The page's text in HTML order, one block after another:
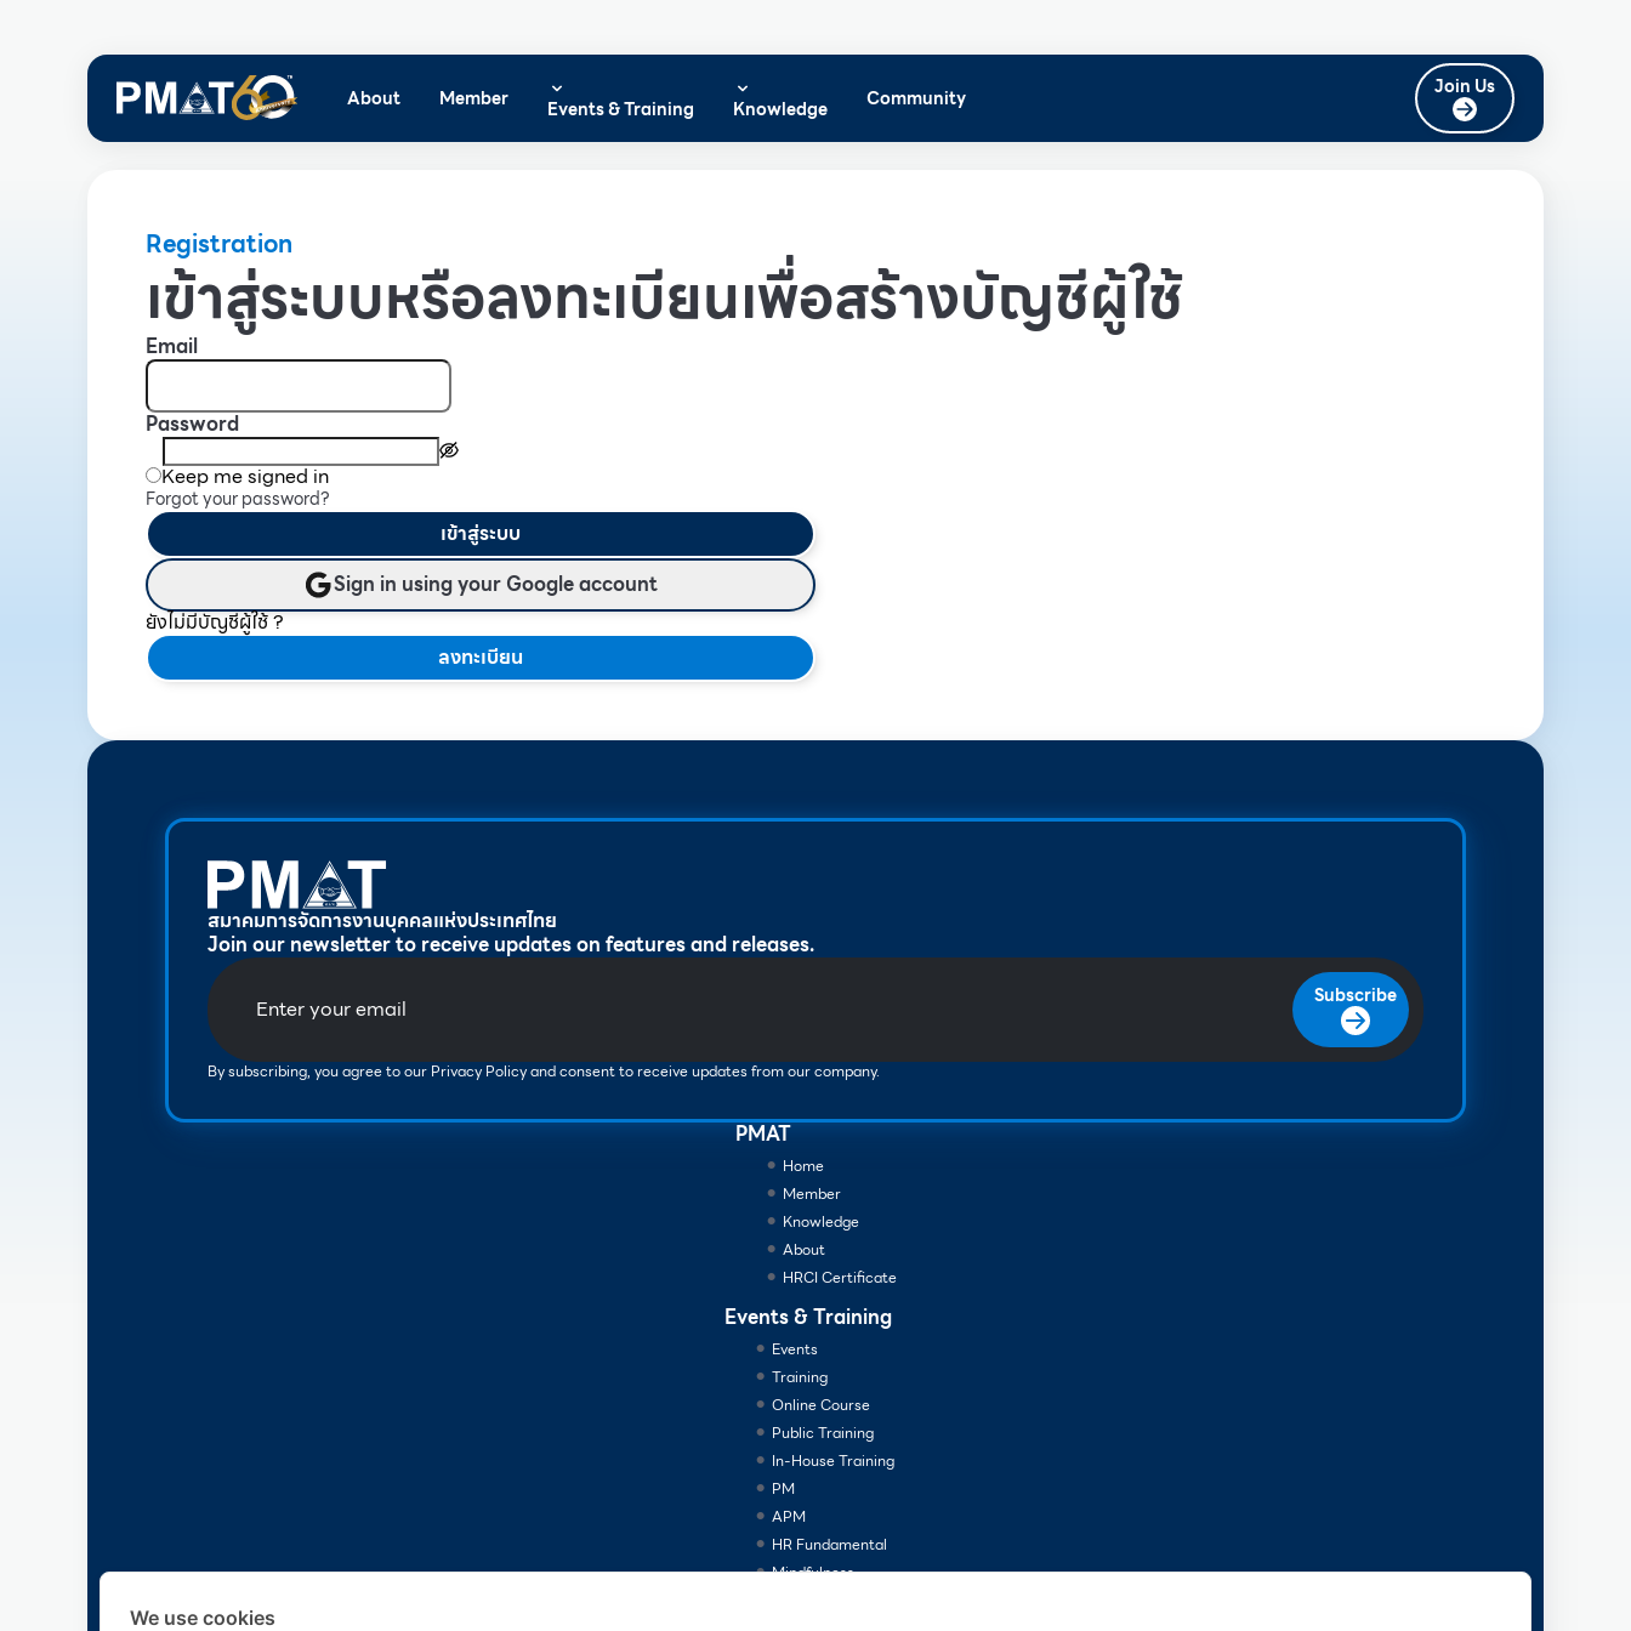
About Member Events & Training Knowledge Community Join Us
Registration
เข้าสู่ระบบหรือลงทะเบียนเพื่อสร้างบัญชีผู้ใช้
Email
Password
Keep me signed in
Forgot your password?
เข้าสู่ระบบ
Sign in using your Google account
ยังไม่มีบัญชีผู้ใช้ ?
ลงทะเบียน
สมาคมการจัดการงานบุคคลแห่งประเทศไทย
Join our newsletter to receive updates on features and releases.
Subscribe
By subscribing, you agree to our Privacy Policy and consent to receive updates from our company.
PMAT
Home
Member
Knowledge
About
HRCI Certificate
Events & Training
Events
Training
Online Course
Public Training
In-House Training
PM
APM
HR Fundamental
Mindfulness
We use cookies